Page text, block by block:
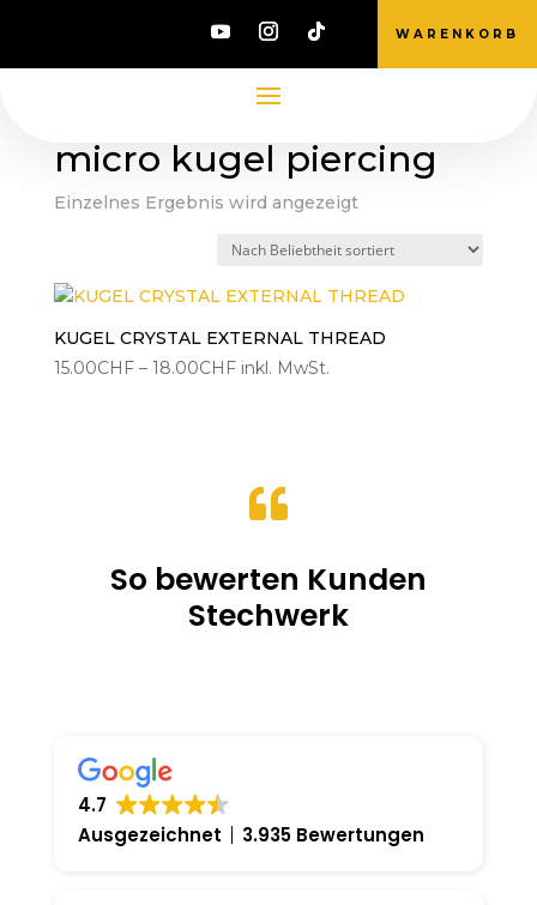
WARENKORB
/ Produkte verschlagwortet mit „micro
micro kugel piercing
Einzelnes Ergebnis wird angezeigt
KUGEL CRYSTAL EXTERNAL THREAD
15.00CHF – 18.00CHFPreisspanne:
inkl. MwSt.

So bewerten Kunden
Stechwerk
4.7
Ausgezeichnet
3.935 Bewertungen